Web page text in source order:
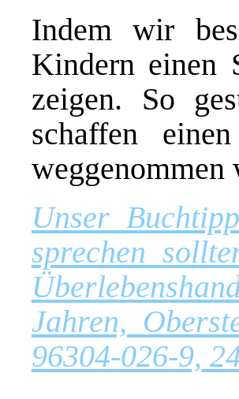
Indem wir
Kindern einen
zeigen. So
schaffen
weggenommen
Unser
sprechen
Jahren,
96304-026-9,